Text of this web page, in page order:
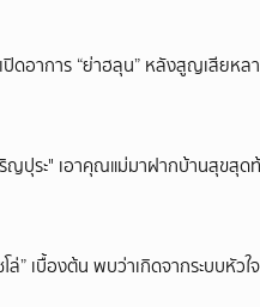
ปิดอาการ “ย่าฮลุน” หลังสูญเสียห
ปุระ" เอาคุณแม่มาฝากบ้านสุขสุด
เบื้องต้น พบว่าเกิดจากระบบหัวใจ